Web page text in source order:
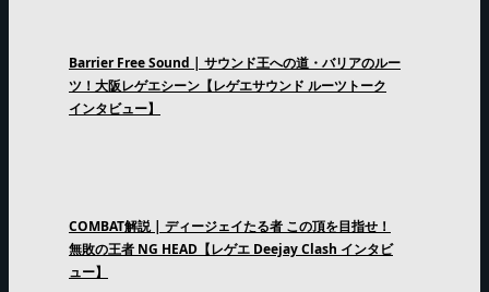
Barrier Free Sound | サウンド王への道・バリアのルー
ツ！大阪レゲエシーン【レゲエサウンド ルーツトーク
インタビュー】
COMBAT解説 | ディージェイたる者 この頂を目指せ！
無敗の王者 NG HEAD【レゲエ Deejay Clash インタビ
ュー】